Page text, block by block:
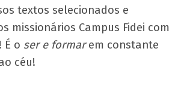
textos selecionados e
missionários Campus Fidei com
É o ser e formarem constante
céu!